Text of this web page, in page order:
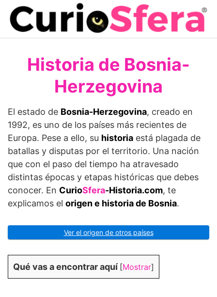
Saltar
contenido
Historia de Bosnia-
Herzegovina
El estado de Bosnia-Herzegovina, creado en
1992, es uno de los países más recientes de
Europa. Pese a ello, su historia está plagada de
batallas y disputas por el territorio. Una nación
que con el paso del tiempo ha atravesado
distintas épocas y etapas históricas que debes
conocer. En CurioSfera-Historia.com, te
explicamos el origen e historia de Bosnia.
Ver el origen de otros países
Qué vas a encontrar aquí [Mostrar]